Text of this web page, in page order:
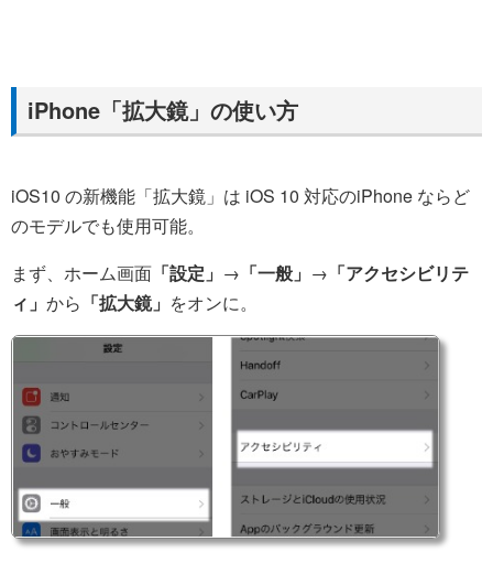
iPhone「拡大鏡」の使い方
iOS10 の新機能「拡大鏡」は iOS 10 対応のiPhone ならど
のモデルでも使用可能。
まず、ホーム画面 「設定」 → 「一般」 → 「アクセシビリテ
ィ」 から 「拡大鏡」 をオンに。